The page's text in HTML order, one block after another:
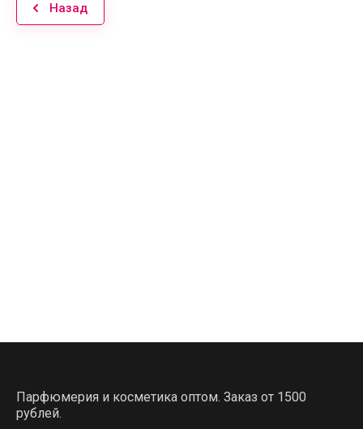
Назад
Парфюмерия и косметика оптом. Заказ от 1500
рублей.